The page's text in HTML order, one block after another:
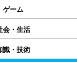
ゲーム
会・生活
識・技術